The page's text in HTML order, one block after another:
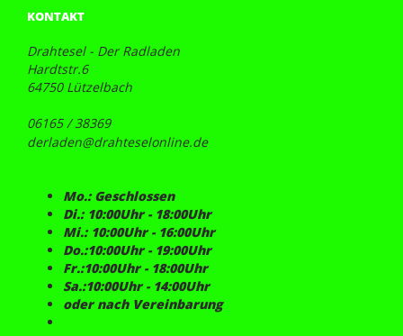
KONTAKT
Drahtesel - Der Radladen
Hardtstr.6
64750 Lützelbach
06165 / 38369
derladen@drahteselonline.de
Mo.: Geschlossen
Di.: 10:00Uhr - 18:00Uhr
Mi.: 10:00Uhr - 16:00Uhr
Do.:10:00Uhr - 19:00Uhr
Fr.:10:00Uhr - 18:00Uhr
Sa.:10:00Uhr - 14:00Uhr
oder nach Vereinbarung